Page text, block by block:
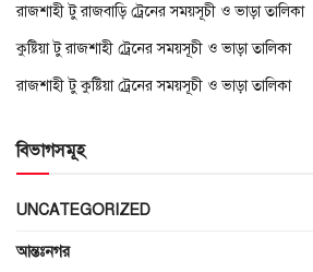
রাজশাহী টু রাজবাড়ি ট্রেনের সময়সূচী ও ভাড়া তালিকা
কুষ্টিয়া টু রাজশাহী ট্রেনের সময়সূচী ও ভাড়া তালিকা
রাজশাহী টু কুষ্টিয়া ট্রেনের সময়সূচী ও ভাড়া তালিকা
বিভাগসমূহ
UNCATEGORIZED
আন্তঃনগর